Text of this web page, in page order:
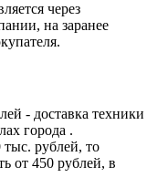
через
на заранее
- доставка техники
города .
тыс. рублей, то
от 450 рублей, в